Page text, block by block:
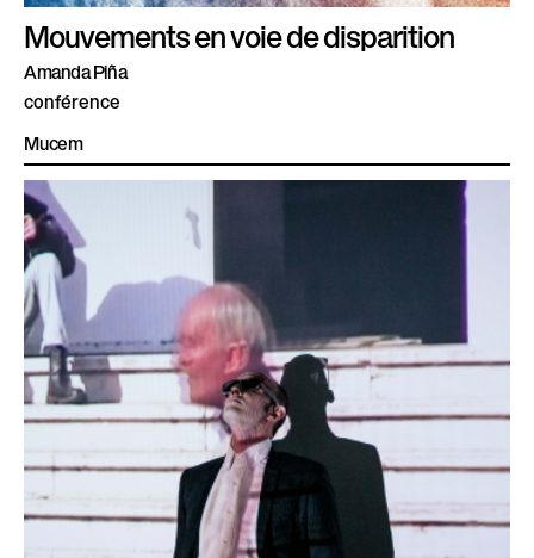
Mouvements en voie de disparition
Amanda Piña
conférence
Mucem